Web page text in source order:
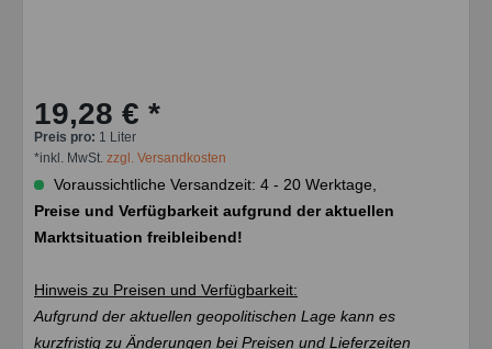
19,28 € *
Preis pro: 1 Liter
*inkl. MwSt. zzgl. Versandkosten
Voraussichtliche Versandzeit: 4 - 20 Werktage,
Preise und Verfügbarkeit aufgrund der aktuellen
Marktsituation freibleibend!
Hinweis zu Preisen und Verfügbarkeit:
Aufgrund der aktuellen geopolitischen Lage kann es
kurzfristig zu Änderungen bei Preisen und Lieferzeiten